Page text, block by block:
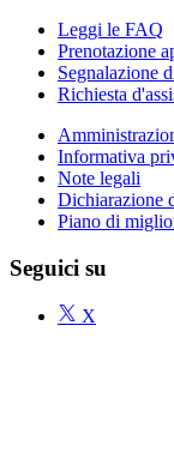
Leggi le FAQ
Prenotazione
Segnalazione
Richiesta
Informativa
Note legali
Dichiarazione
Piano di
Seguici su
X